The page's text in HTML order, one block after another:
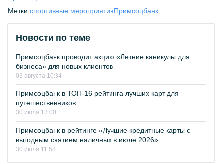
Метки:спортивные мероприятияПримсоцбанк
Новости по теме
Примсоцбанк проводит акцию «Летние каникулы для
бизнеса» для новых клиентов
03 августа 10:34
Примсоцбанк в ТОП-16 рейтинга лучших карт для
путешественников
30 июля 13:00
Примсоцбанк в рейтинге «Лучшие кредитные карты с
выгодным снятием наличных в июле 2026»
30 июля 11:58